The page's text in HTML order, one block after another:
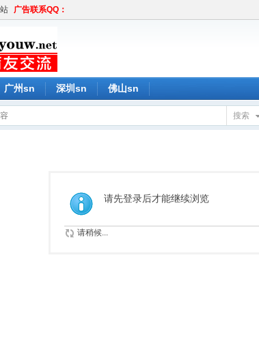
广告联系QQ：
广州sn 深圳sn 佛山sn
搜索
请先登录后才能继续浏览
请稍候...